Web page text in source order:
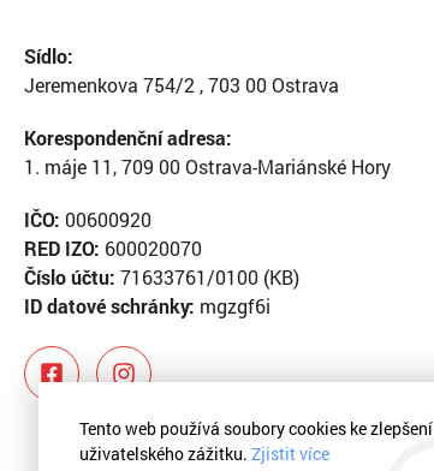
Sídlo:
Jeremenkova 754/2 , 703 00 Ostrava
Korespondenční adresa:
1. máje 11, 709 00 Ostrava-Mariánské Hory
IČO: 00600920
RED IZO: 600020070
Číslo účtu: 71633761/0100 (KB)
ID datové schránky: mgzgf6i
Tento web používá soubory cookies ke zlepšení
uživatelského zážitku. Zjistit více